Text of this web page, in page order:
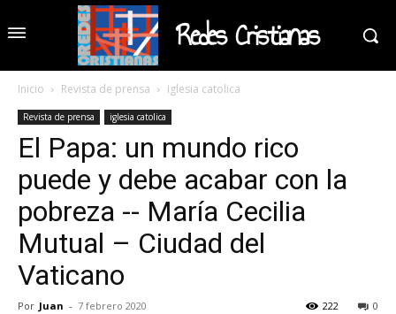
Redes Cristianas
Inicio Revista de prensa iglesia catolica
Revista de prensa iglesia catolica
El Papa: un mundo rico
puede y debe acabar con la
pobreza -- María Cecilia
Mutual – Ciudad del
Vaticano
Por Juan - 7 febrero 2020 0
222